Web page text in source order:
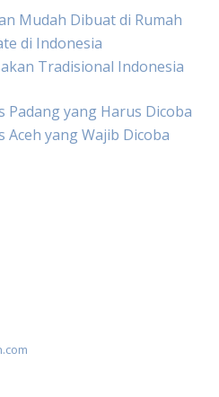
Mudah Dibuat di Rumah
di Indonesia
Tradisional Indonesia
Padang yang Harus Dicoba
Aceh yang Wajib Dicoba